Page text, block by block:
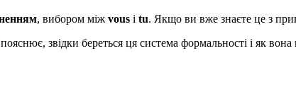
, вибором між vous і tu. Якщо ви вже знаєте це з
пояснює, звідки береться ця система формальності і як